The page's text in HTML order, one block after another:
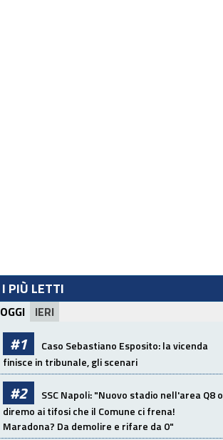
I PIÙ LETTI
OGGI IERI
#1
Caso Sebastiano Esposito: la vicenda
finisce in tribunale, gli scenari
#2
SSC Napoli: "Nuovo stadio nell'area Q8 o
diremo ai tifosi che il Comune ci frena!
Maradona? Da demolire e rifare da 0"